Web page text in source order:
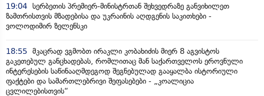
19:04 სერბეთის პრემიერ-მინისტრთან შეხვედრაზე განვიხილეთ
ზამთრისთვის მზადებისა და უკრაინის აღდგენის საკითხები -
ვოლოდიმირ ზელენსკი
18:55 მკაცრად ვგმობთ ირაკლი კობახიძის მიერ 8 აგვისტოს
გაკეთებულ განცხადებას, რომლითაც მან საქართველოს ეროვნული
ინტერესების საწინააღმდეგოდ შეგნებულად გააყალბა ისტორიული
ფაქტები და სამართლებრივი შეფასებები - „კოალიცია
ცვლილებისთვის“